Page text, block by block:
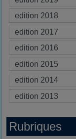
Rubriques